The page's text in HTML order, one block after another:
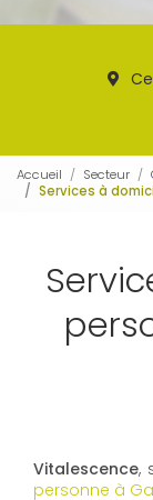
Accueil Secteur
Services à
Vitalescence,
personne à